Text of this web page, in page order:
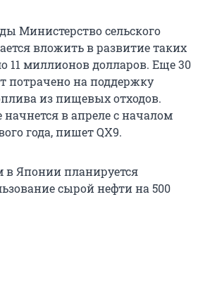
Министерство сельского
вложить в развитие таких
11 миллионов долларов. Еще 30
потрачено на поддержку
из пищевых отходов.
в апреле с началом
года, пишет QX9.
в Японии планируется
сырой нефти на 500